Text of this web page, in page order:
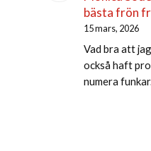
bästa frön
15 mars, 2026
Vad bra att
också haft
numera